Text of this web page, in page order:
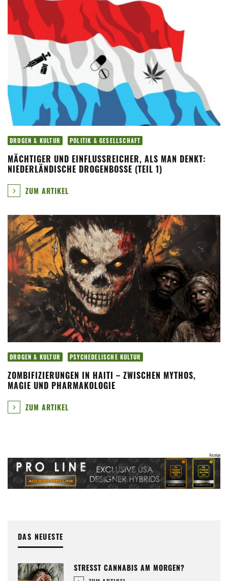
DROGEN & KULTUR POLITIK & GESELLSCHAFT
MÄCHTIGER UND EINFLUSSREICHER, ALS MAN DENKT:
NIEDERLÄNDISCHE DROGENBOSSE (TEIL 1)
ZUM ARTIKEL
DROGEN & KULTUR PSYCHEDELISCHE KULTUR
ZOMBIFIZIERUNGEN IN HAITI – ZWISCHEN MYTHOS,
MAGIE UND PHARMAKOLOGIE
ZUM ARTIKEL
DAS NEUESTE
STRESST CANNABIS AM MORGEN?